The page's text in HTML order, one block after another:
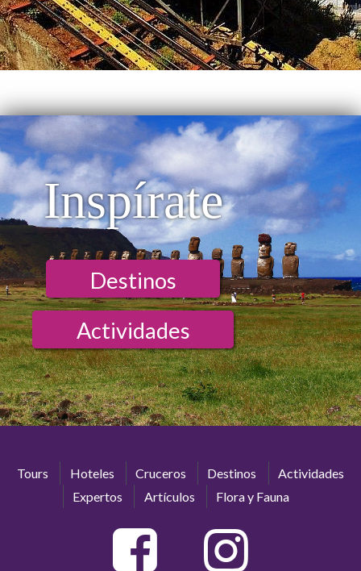
Inspírate
Destinos
Actividades
Tours Hoteles Cruceros Destinos
Actividades
Expertos
Artículos Flora y Fauna